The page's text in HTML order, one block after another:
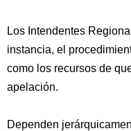
Los Intendentes
instancia, el
como los recursos de
apelación.
Dependen